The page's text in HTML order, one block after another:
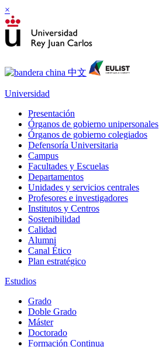
×
Universidad
Presentación
Órganos de gobierno unipersonales
Órganos de gobierno colegiados
Defensoría Universitaria
Campus
Facultades y Escuelas
Departamentos
Unidades y servicios centrales
Profesores e investigadores
Institutos y Centros
Sostenibilidad
Calidad
Alumni
Canal Ético
Plan estratégico
Estudios
Grado
Doble Grado
Máster
Doctorado
Formación Continua